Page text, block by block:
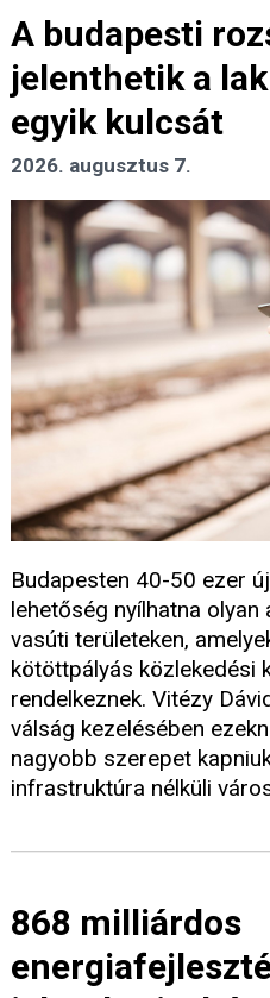
A budapesti
jelenthetik a
egyik kulcsát
2026. augusztus 7.
Budapesten 40-50 ezer
lehetőség nyílhatna
vasúti területeken,
kötöttpályás közlekedési
rendelkeznek. Vitézy
válság kezelésében
nagyobb szerepet
infrastruktúra nélküli
868 milliárdos